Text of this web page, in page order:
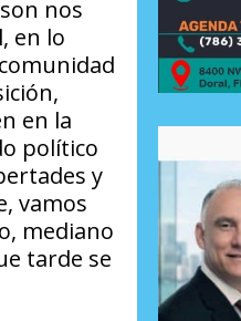
nos
en lo
en la
político
y
vamos
mediano
tarde se